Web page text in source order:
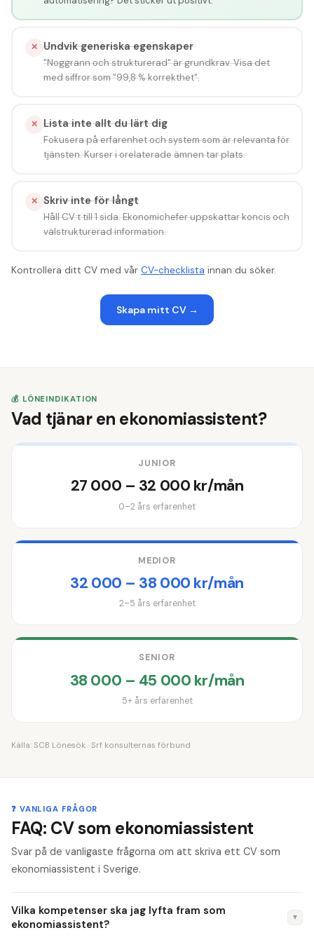
✕ Undvik generiska egenskaper
"Noggrann och strukturerad" är grundkrav. Visa det
med siffror som "99,8 % korrekthet".
✕ Lista inte allt du lärt dig
Fokusera på erfarenhet och system som är relevanta för
tjänsten. Kurser i orelaterade ämnen tar plats.
✕ Skriv inte för långt
Håll CV:t till 1 sida. Ekonomichefer uppskattar koncis och
välstrukturerad information.
Kontrollera ditt CV med vår CV-checklista innan du söker.
Skapa mitt CV →
💰 LÖNEINDIKATION
Vad tjänar en ekonomiassistent?
JUNIOR
27 000 – 32 000 kr/mån
0–2 års erfarenhet
MEDIOR
32 000 – 38 000 kr/mån
2–5 års erfarenhet
SENIOR
38 000 – 45 000 kr/mån
5+ års erfarenhet
Källa: SCB Lönesök · Srf konsulternas förbund
❓ VANLIGA FRÅGOR
FAQ: CV som ekonomiassistent
Svar på de vanligaste frågorna om att skriva ett CV som
ekonomiassistent i Sverige.
Vilka kompetenser ska jag lyfta fram som
ekonomiassistent?
▼